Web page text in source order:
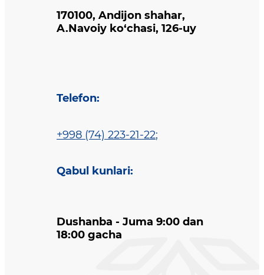
170100, Andijon shahar,
A.Navoiy ko‘chasi, 126-uy
Telefon:
+998 (74) 223-21-22;
Qabul kunlari:
Dushanba - Juma 9:00 dan
18:00 gacha